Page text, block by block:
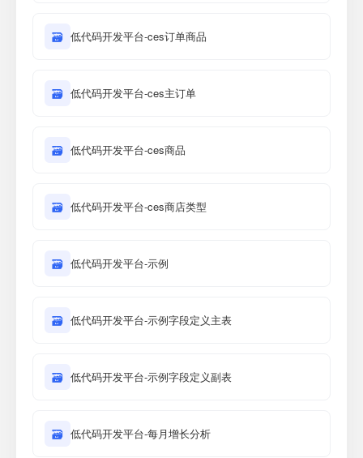
🗃 低代码开发平台-ces订单商品
🗃 低代码开发平台-ces主订单
🗃 低代码开发平台-ces商品
🗃 低代码开发平台-ces商店类型
🗃 低代码开发平台-示例
🗃 低代码开发平台-示例字段定义主表
🗃 低代码开发平台-示例字段定义副表
🗃 低代码开发平台-每月增长分析